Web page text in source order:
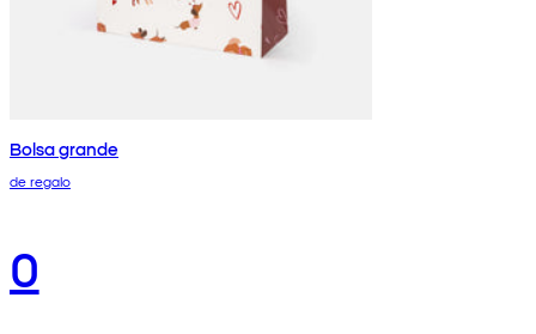
Bolsa grande
de regalo
0